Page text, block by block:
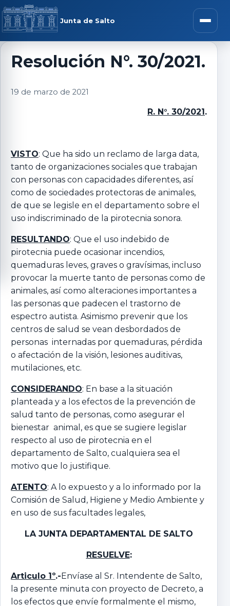
Saltar al contenido
Junta de Salto Abrir
menú
Resolución N°. 30/2021.
19 de marzo de 2021
R. N°. 30/2021.
VISTO: Que ha sido un reclamo de larga data,
tanto de organizaciones sociales que trabajan
con personas con capacidades diferentes, así
como de sociedades protectoras de animales,
de que se legisle en el departamento sobre el
uso indiscriminado de la pirotecnia sonora.
RESULTANDO: Que el uso indebido de
pirotecnia puede ocasionar incendios,
quemaduras leves, graves o gravísimas, incluso
provocar la muerte tanto de personas como de
animales, así como alteraciones importantes a
las personas que padecen el trastorno de
espectro autista. Asimismo prevenir que los
centros de salud se vean desbordados de
personas internadas por quemaduras, pérdida
o afectación de la visión, lesiones auditivas,
mutilaciones, etc.
CONSIDERANDO: En base a la situación
planteada y a los efectos de la prevención de
salud tanto de personas, como asegurar el
bienestar animal, es que se sugiere legislar
respecto al uso de pirotecnia en el
departamento de Salto, cualquiera sea el
motivo que lo justifique.
ATENTO: A lo expuesto y a lo informado por la
Comisión de Salud, Higiene y Medio Ambiente y
en uso de sus facultades legales,
LA JUNTA DEPARTAMENTAL DE SALTO
RESUELVE:
Articulo 1º.-Envíase al Sr. Intendente de Salto,
la presente minuta con proyecto de Decreto, a
los efectos que envíe formalmente el mismo,